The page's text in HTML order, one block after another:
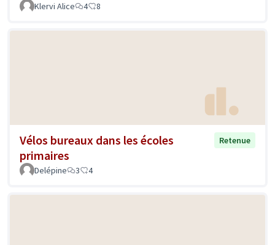
Klervi Alice
4 8
Vélos bureaux dans les écoles
primaires
Retenue
Delépine 3 4